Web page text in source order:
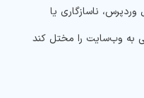
ناسازگاری یا
به وب‌سایت را مختل کند